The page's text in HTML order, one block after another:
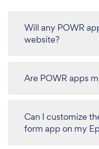
Will any POWR
website?
Are POWR apps
Can I customize
form app on my